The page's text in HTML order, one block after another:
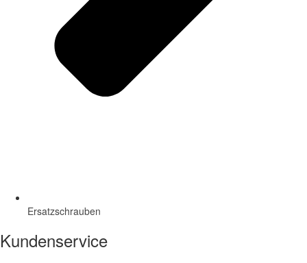
Ersatzschrauben
Kundenservice